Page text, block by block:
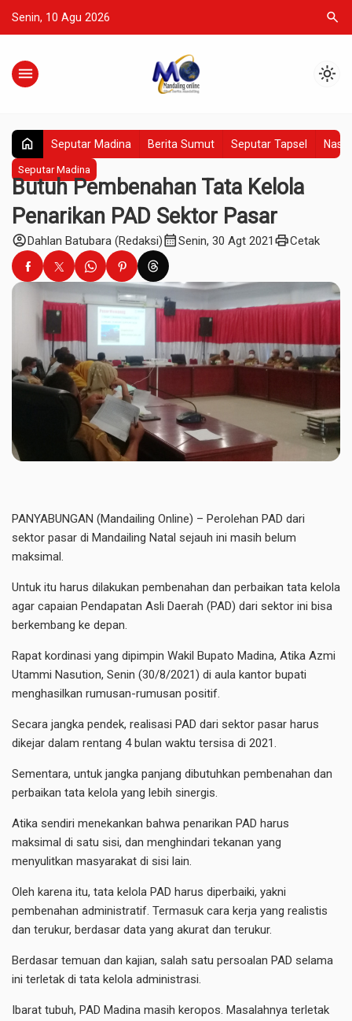
Senin, 10 Agu 2026 search
menu light_mode
home Seputar Madina Berita Sumut Seputar Tapsel
Seputar Madina
Butuh Pembenahan Tata Kelola
Penarikan PAD Sektor Pasar
account_circleDahlan Batubara (Redaksi)calendar_monthSenin, 30 Agt 2021 printCetak
PANYABUNGAN (Mandailing Online) – Perolehan PAD dari
sektor pasar di Mandailing Natal sejauh ini masih belum
maksimal.
Untuk itu harus dilakukan pembenahan dan perbaikan tata kelola
agar capaian Pendapatan Asli Daerah (PAD) dari sektor ini bisa
berkembang ke depan.
Rapat kordinasi yang dipimpin Wakil Bupato Madina, Atika Azmi
Utammi Nasution, Senin (30/8/2021) di aula kantor bupati
menghasilkan rumusan-rumusan positif.
Secara jangka pendek, realisasi PAD dari sektor pasar harus
dikejar dalam rentang 4 bulan waktu tersisa di 2021.
Sementara, untuk jangka panjang dibutuhkan pembenahan dan
perbaikan tata kelola yang lebih sinergis.
Atika sendiri menekankan bahwa penarikan PAD harus
maksimal di satu sisi, dan menghindari tekanan yang
menyulitkan masyarakat di sisi lain.
Oleh karena itu, tata kelola PAD harus diperbaiki, yakni
pembenahan administratif. Termasuk cara kerja yang realistis
dan terukur, berdasar data yang akurat dan terukur.
Berdasar temuan dan kajian, salah satu persoalan PAD selama
ini terletak di tata kelola administrasi.
Ibarat tubuh, PAD Madina masih keropos. Masalahnya terletak